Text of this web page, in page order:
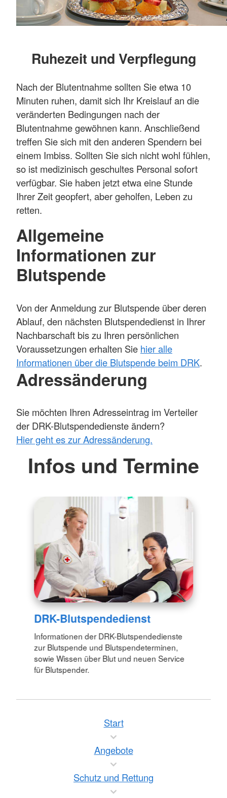
Ruhezeit und Verpflegung
Nach der Blutentnahme sollten Sie etwa 10
Minuten ruhen, damit sich Ihr Kreislauf an die
veränderten Bedingungen nach der
Blutentnahme gewöhnen kann. Anschließend
treffen Sie sich mit den anderen Spendern bei
einem Imbiss. Sollten Sie sich nicht wohl fühlen,
so ist medizinisch geschultes Personal sofort
verfügbar. Sie haben jetzt etwa eine Stunde
Ihrer Zeit geopfert, aber geholfen, Leben zu
retten.
Allgemeine
Informationen zur
Blutspende
Von der Anmeldung zur Blutspende über deren
Ablauf, den nächsten Blutspendedienst in Ihrer
Nachbarschaft bis zu Ihren persönlichen
Voraussetzungen erhalten Sie hier alle
Informationen über die Blutspende beim DRK.
Adressänderung
Sie möchten Ihren Adresseintrag im Verteiler
der DRK-Blutspendedienste ändern?
Hier geht es zur Adressänderung.
Infos und Termine
DRK-Blutspendedienst
Informationen der DRK-Blutspendedienste
zur Blutspende und Blutspendeterminen,
sowie Wissen über Blut und neuen Service
für Blutspender.
Start
Angebote
Schutz und Rettung